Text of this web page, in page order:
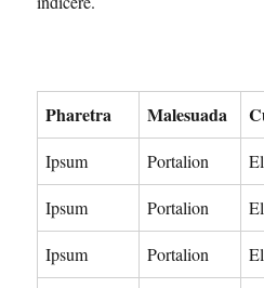
Pharetra Malesuada
Ipsum Portalion
Ipsum Portalion
Ipsum Portalion